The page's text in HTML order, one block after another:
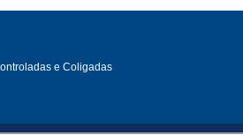
e Coligadas